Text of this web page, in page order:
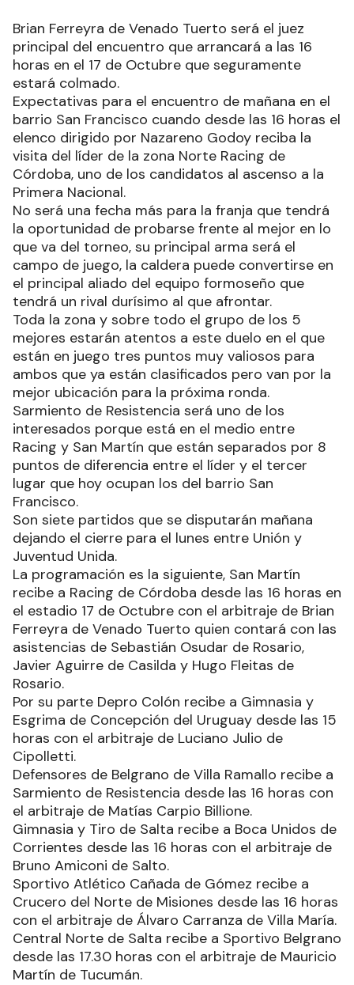
Brian Ferreyra de Venado Tuerto será el juez
principal del encuentro que arrancará a las 16
horas en el 17 de Octubre que seguramente
estará colmado.
Expectativas para el encuentro de mañana en el
barrio San Francisco cuando desde las 16 horas el
elenco dirigido por Nazareno Godoy reciba la
visita del líder de la zona Norte Racing de
Córdoba, uno de los candidatos al ascenso a la
Primera Nacional.
No será una fecha más para la franja que tendrá
la oportunidad de probarse frente al mejor en lo
que va del torneo, su principal arma será el
campo de juego, la caldera puede convertirse en
el principal aliado del equipo formoseño que
tendrá un rival durísimo al que afrontar.
Toda la zona y sobre todo el grupo de los 5
mejores estarán atentos a este duelo en el que
están en juego tres puntos muy valiosos para
ambos que ya están clasificados pero van por la
mejor ubicación para la próxima ronda.
Sarmiento de Resistencia será uno de los
interesados porque está en el medio entre
Racing y San Martín que están separados por 8
puntos de diferencia entre el líder y el tercer
lugar que hoy ocupan los del barrio San
Francisco.
Son siete partidos que se disputarán mañana
dejando el cierre para el lunes entre Unión y
Juventud Unida.
La programación es la siguiente, San Martín
recibe a Racing de Córdoba desde las 16 horas en
el estadio 17 de Octubre con el arbitraje de Brian
Ferreyra de Venado Tuerto quien contará con las
asistencias de Sebastián Osudar de Rosario,
Javier Aguirre de Casilda y Hugo Fleitas de
Rosario.
Por su parte Depro Colón recibe a Gimnasia y
Esgrima de Concepción del Uruguay desde las 15
horas con el arbitraje de Luciano Julio de
Cipolletti.
Defensores de Belgrano de Villa Ramallo recibe a
Sarmiento de Resistencia desde las 16 horas con
el arbitraje de Matías Carpio Billione.
Gimnasia y Tiro de Salta recibe a Boca Unidos de
Corrientes desde las 16 horas con el arbitraje de
Bruno Amiconi de Salto.
Sportivo Atlético Cañada de Gómez recibe a
Crucero del Norte de Misiones desde las 16 horas
con el arbitraje de Álvaro Carranza de Villa María.
Central Norte de Salta recibe a Sportivo Belgrano
desde las 17.30 horas con el arbitraje de Mauricio
Martín de Tucumán.